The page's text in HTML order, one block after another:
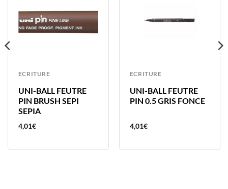
ECRITURE
UNI-BALL FEUTRE
PIN BRUSH SEPI
SEPIA
4,01€
ECRITURE
UNI-BALL FEUTRE
PIN 0.5 GRIS FONCE
4,01€